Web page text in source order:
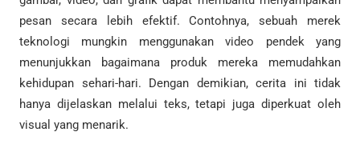
pesan secara lebih efektif. Contohnya, sebuah merek
teknologi mungkin menggunakan video pendek yang
menunjukkan bagaimana produk mereka memudahkan
kehidupan sehari-hari. Dengan demikian, cerita ini tidak
hanya dijelaskan melalui teks, tetapi juga diperkuat oleh
visual yang menarik.